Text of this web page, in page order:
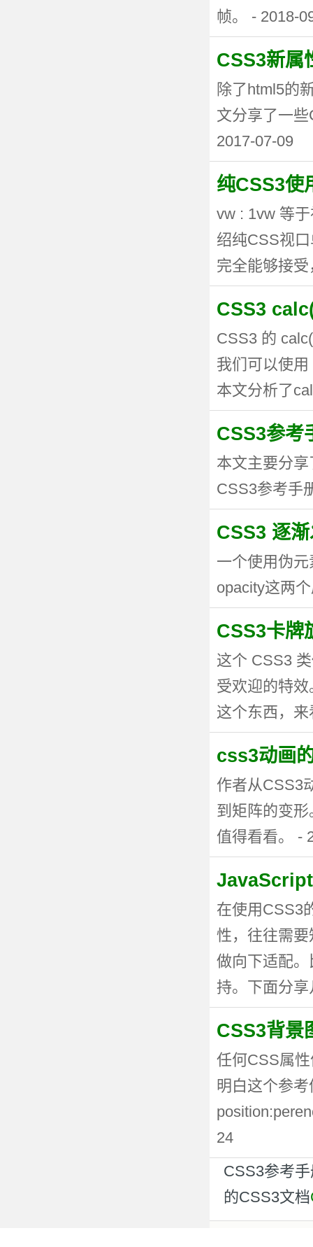
帧。 - 2018-
CSS3新属
除了html5的
文分享了一
2017-07-09
纯CSS3使
vw : 1vw 等
绍纯CSS视
完全能够接
CSS3
CSS3 的
我们可以使
本文分析了
CSS3参考
本文主要分
CSS3参考手
CSS3 逐
一个使用伪
opacity这两
CSS3卡牌
这个 CSS3
受欢迎的特
这个东西，
css3动画
作者从CSS3
到矩阵的变
值得看看。 -
JavaScript
在使用CSS3
性，往往需
做向下适配
持。下面分
CSS3背景
任何CSS属
明白这个参
24
CSS3参考
的CSS3文档